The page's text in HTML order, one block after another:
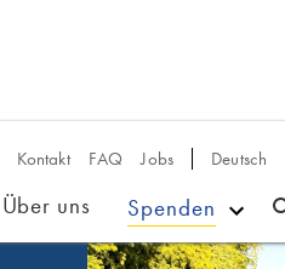
Kontakt FAQ Jobs Deutsch
Über uns Spenden